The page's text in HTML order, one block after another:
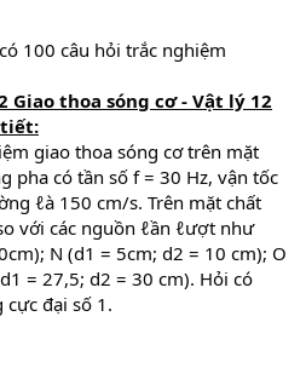
100 câu hỏi trắc nghiệm
Giao thoa sóng cơ - Vật lý 12
tiết:
giao thoa sóng cơ trên mặt
pha có tần số f = 30 Hz, vận tốc
ℓà 150 cm/s. Trên mặt chất
với các nguồn ℓần ℓượt như
N (d1 = 5cm; d2 = 10 cm); O
= 27,5; d2 = 30 cm). Hỏi có
đại số 1.